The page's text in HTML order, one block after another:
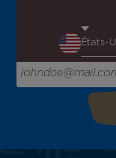
Recevez en avant-
l'inspiration pour
Saisissez votre